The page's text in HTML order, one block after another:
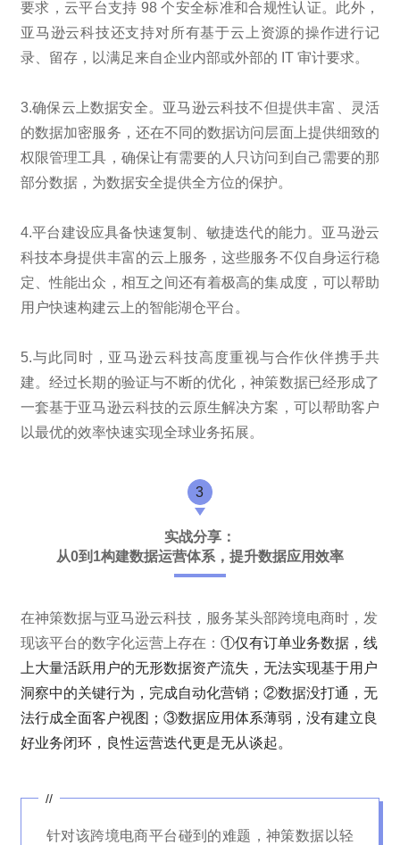
要求，云平台支持 98 个安全标准和合规性认证。此外，
亚马逊云科技还支持对所有基于云上资源的操作进行记
录、留存，以满足来自企业内部或外部的 IT 审计要求。
3.确保云上数据安全。亚马逊云科技不但提供丰富、灵活
的数据加密服务，还在不同的数据访问层面上提供细致的
权限管理工具，确保让有需要的人只访问到自己需要的那
部分数据，为数据安全提供全方位的保护。
4.平台建设应具备快速复制、敏捷迭代的能力。亚马逊云
科技本身提供丰富的云上服务，这些服务不仅自身运行稳
定、性能出众，相互之间还有着极高的集成度，可以帮助
用户快速构建云上的智能湖仓平台。
5.与此同时，亚马逊云科技高度重视与合作伙伴携手共
建。经过长期的验证与不断的优化，神策数据已经形成了
一套基于亚马逊云科技的云原生解决方案，可以帮助客户
以最优的效率快速实现全球业务拓展。
3
实战分享：
从0到1构建数据运营体系，提升数据应用效率
在神策数据与亚马逊云科技，服务某头部跨境电商时，发
现该平台的数字化运营上存在： ①仅有订单业务数据，线
上大量活跃用户的无形数据资产流失，无法实现基于用户
洞察中的关键行为，完成自动化营销；②数据没打通，无
法行成全面客户视图；③数据应用体系薄弱，没有建立良
好业务闭环，良性运营迭代更是无从谈起。
//
针对该跨境电商平台碰到的难题，神策数据以轻